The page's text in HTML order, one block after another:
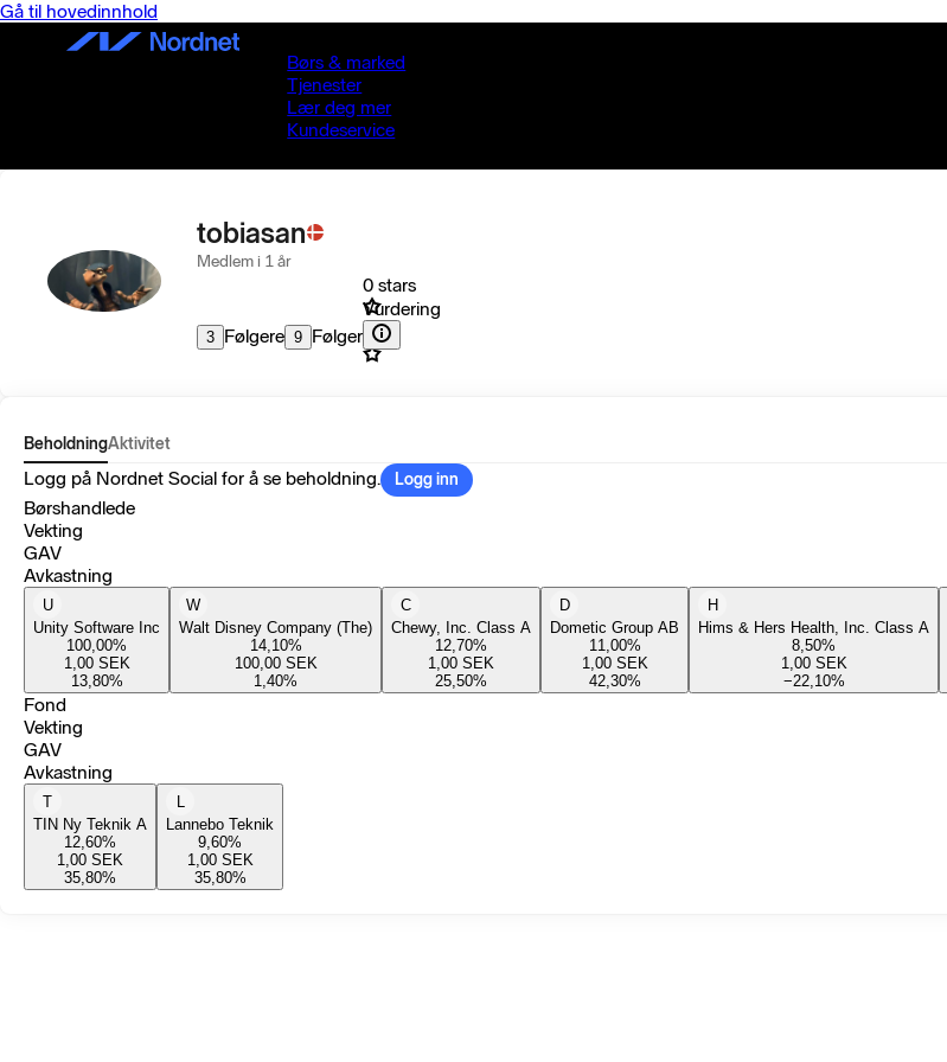
Gå til hovedinnhold
Børs & marked
Tjenester
Lær deg mer
Kundeservice
tobiasan
Medlem i 1 år
3 Følgere 9 Følger
0 stars
Vurdering
BeholdningAktivitet
Logg på Nordnet Social for å se beholdning. Logg inn
Børshandlede
Vekting
GAV
Avkastning
U
Unity Software Inc
100,00%
1,00 SEK
13,80%
W
Walt Disney Company (The)
14,10%
100,00 SEK
1,40%
C
Chewy, Inc. Class A
12,70%
1,00 SEK
25,50%
D
Dometic Group AB
11,00%
1,00 SEK
42,30%
H
Hims & Hers Health, Inc. Class A
8,50%
1,00 SEK
−22,10%
Fond
Vekting
GAV
Avkastning
T
TIN Ny Teknik A
12,60%
1,00 SEK
35,80%
L
Lannebo Teknik
9,60%
1,00 SEK
35,80%